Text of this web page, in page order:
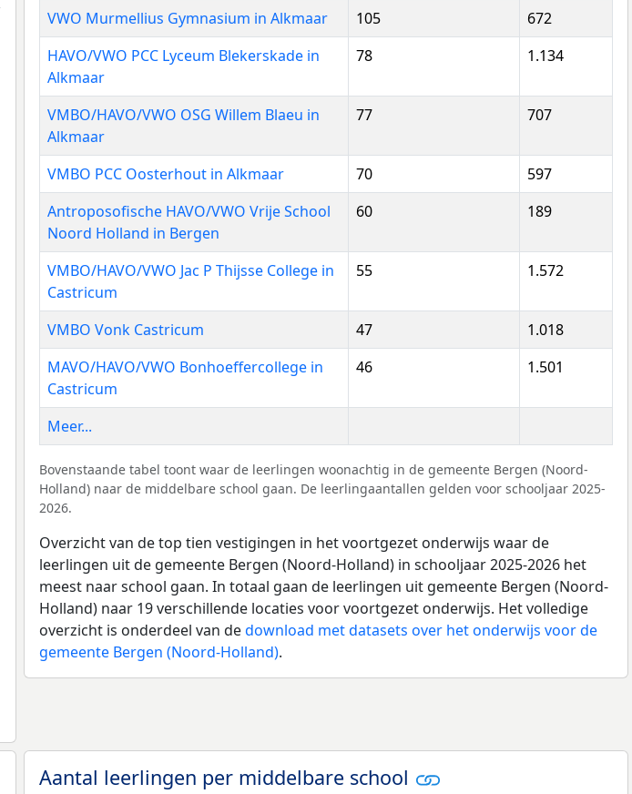
VWO Murmellius Gymnasium in Alkmaar 105
672
HAVO/VWO PCC Lyceum Blekerskade in
Alkmaar
78 1.134
VMBO/HAVO/VWO OSG Willem Blaeu in
Alkmaar
77 707
VMBO PCC Oosterhout in Alkmaar 70
597
Antroposofische HAVO/VWO Vrije School
Noord Holland in Bergen
60 189
VMBO/HAVO/VWO Jac P Thijsse College in
Castricum
55 1.572
VMBO Vonk Castricum 47
1.018
MAVO/HAVO/VWO Bonhoeffercollege in
Castricum
46 1.501
Meer...
Bovenstaande tabel toont waar de leerlingen woonachtig in de gemeente Bergen (Noord-
Holland) naar de middelbare school gaan. De leerlingaantallen gelden voor schooljaar 2025-
2026.
Overzicht van de top tien vestigingen in het voortgezet onderwijs waar de
leerlingen uit de gemeente Bergen (Noord-Holland) in schooljaar 2025-2026 het
meest naar school gaan. In totaal gaan de leerlingen uit gemeente Bergen (Noord-
Holland) naar 19 verschillende locaties voor voortgezet onderwijs. Het volledige
overzicht is onderdeel van dedownload met datasets over het onderwijs voor de
gemeente Bergen (Noord-Holland).
Aantal leerlingen per middelbare school